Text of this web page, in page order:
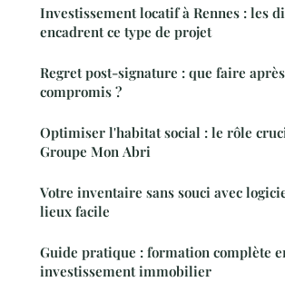
Investissement locatif à Rennes : les
encadrent ce type de projet
Regret post-signature : que faire
compromis ?
Optimiser l'habitat social : le rôle
Groupe Mon Abri
Votre inventaire sans souci avec
lieux facile
Guide pratique : formation complète
investissement immobilier